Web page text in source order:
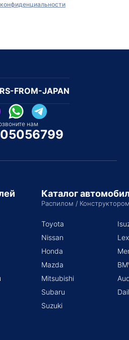
FROM-JAPAN
нам
Каталог
Распилом /
Toyota
Nissan
Honda
Mazda
Mitsubishi
Subaru
Suzuki